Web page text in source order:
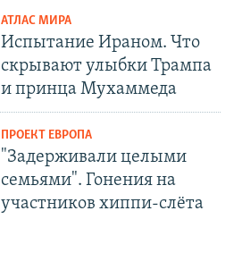
АТЛАС МИРА
Испытание Ираном. Что
скрывают улыбки Трампа
и принца Мухаммеда
ПРОЕКТ ЕВРОПА
"Задерживали целыми
семьями". Гонения на
участников хиппи-слёта